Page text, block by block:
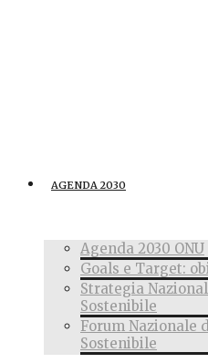
AGENDA 2030
Agenda 2030 ONU
Goals e Target:
Strategia
Sostenibile
Forum Nazionale
Sostenibile